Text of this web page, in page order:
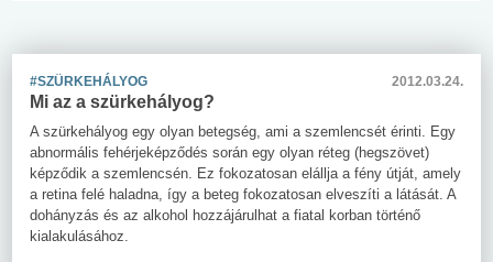
#SZÜRKEHÁLYOG 2012.03.24.
Mi az a szürkehályog?
A szürkehályog egy olyan betegség, ami a szemlencsét érinti. Egy
abnormális fehérjeképződés során egy olyan réteg (hegszövet)
képződik a szemlencsén. Ez fokozatosan elállja a fény útját, amely
a retina felé haladna, így a beteg fokozatosan elveszíti a látását. A
dohányzás és az alkohol hozzájárulhat a fiatal korban történő
kialakulásához.